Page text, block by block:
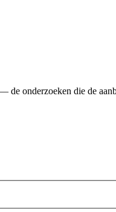
de onderzoeken die de